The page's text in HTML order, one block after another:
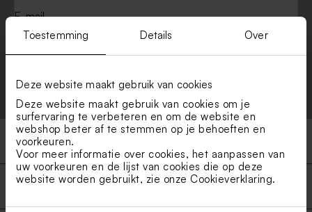
Toestemming Details Over
Deze website maakt gebruik van cookies
Deze website maakt gebruik van cookies om je
surfervaring te verbeteren en om de website en
webshop beter af te stemmen op je behoeften en
voorkeuren.
Voor meer informatie over cookies, het aanpassen van
uw voorkeuren en de lijst van cookies die op deze
website worden gebruikt, zie onze Cookieverklaring.
E-mail
Aanmelden
Producten
Snelle en veilige levering